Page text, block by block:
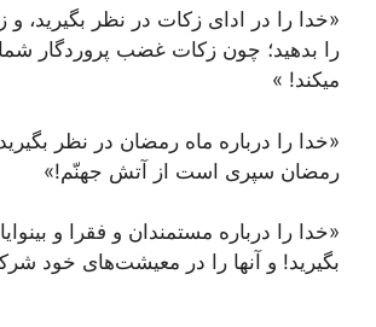
«خدا را در ادای زکات در نظر بگیرید،
را بدهید؛ چون زکات غضب پروردگار
میکند! »
«خدا را درباره ماه رمضان در نظر
رمضان سپری است از آتش جهنّم!»
«خدا را درباره مستمندان و فقرا و
بگیرید! و آنها را در معیشت‌های خود